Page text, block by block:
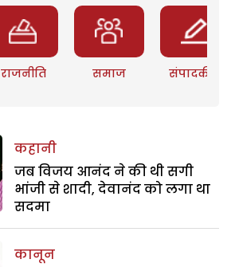
राजनीति समाज संपादकीय
कहानी
जब विजय आनंद ने की थी सगी
भांजी से शादी, देवानंद को लगा था
सदमा
कानून